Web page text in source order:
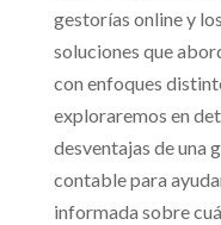
gestorías online y
soluciones que
con enfoques
exploraremos en
desventajas de una
contable para
informada sobre